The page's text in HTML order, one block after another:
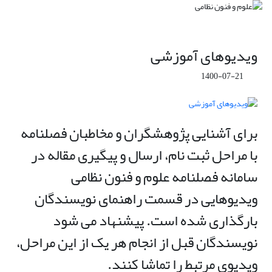
ویدیوهای آموزشی
1400-07-21
برای آشنایی پژوهشگران و مخاطبان فصلنامه
با مراحل ثبت نام، ارسال و پیگیری مقاله در
سامانه فصلنامه علوم و فنون نظامی
ویدیوهایی در قسمت راهنمای نویسندگان
بارگذاری شده است. پیشنهاد می شود
نویسندگان قبل از انجام هر یک از این مراحل،
ویدیوی مرتبط را تماشا کنند.